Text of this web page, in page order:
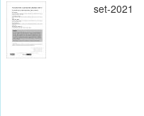
set-2021